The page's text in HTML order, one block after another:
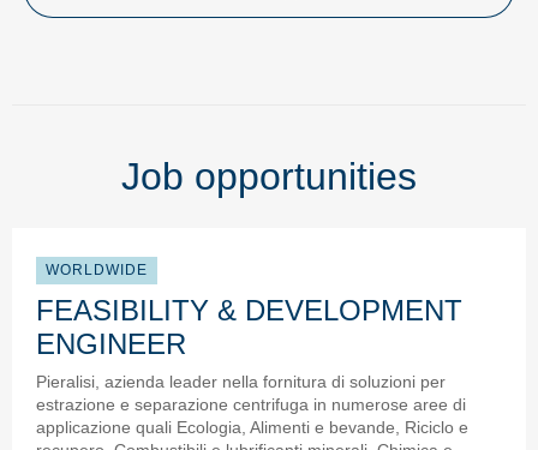
Job opportunities
WORLDWIDE
FEASIBILITY & DEVELOPMENT
ENGINEER
Pieralisi, azienda leader nella fornitura di soluzioni per
estrazione e separazione centrifuga in numerose aree di
applicazione quali Ecologia, Alimenti e bevande, Riciclo e